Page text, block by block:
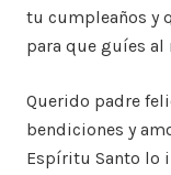
tu cumpleaños y
para que guíes al
Querido padre
bendiciones y
Espíritu Santo lo